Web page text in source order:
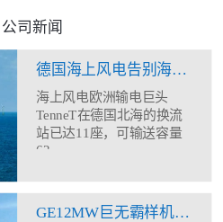
公司新闻
德国海上风电告别海上升压站？换流站“一石二鸟”看来不是痴人说梦
海上风电欧洲输电巨头
TenneT在德国北海的换流
站已达11座，可输送容量
62...
GE12MW巨无霸样机塔筒现身